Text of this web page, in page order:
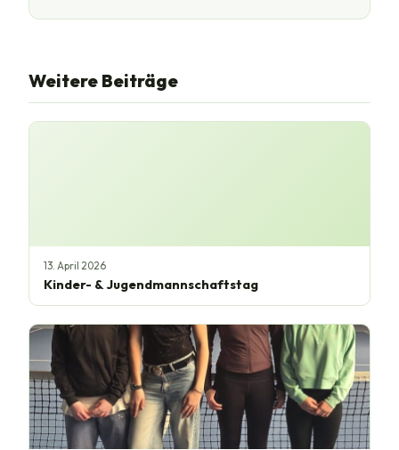
Weitere Beiträge
13. April 2026
Kinder- & Jugendmannschaftstag